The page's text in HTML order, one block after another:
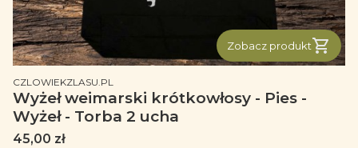
Zobacz produkt
PRODUCENT
CZLOWIEKZLASU.PL
Wyżeł weimarski krótkowłosy - Pies -
Wyżeł - Torba 2 ucha
Cena
45,00 zł